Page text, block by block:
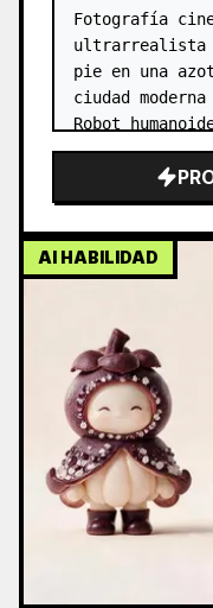
Fotografía
ultrarrealista
pie en una
ciudad
Robot
sintética y
expuestos,
finos det…
AI HABILIDAD